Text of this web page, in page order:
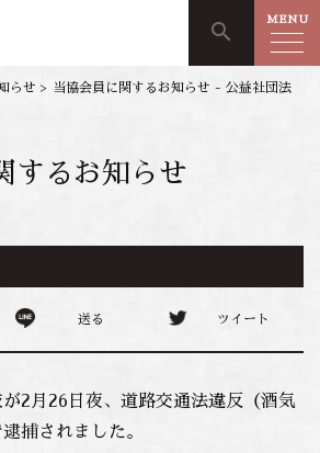
search MENU
らせ > 当協会員に関するお知らせ - 公益社団法
するお知らせ
送る ツイート
2月26日夜、道路交通法違反（酒気
捕されました。